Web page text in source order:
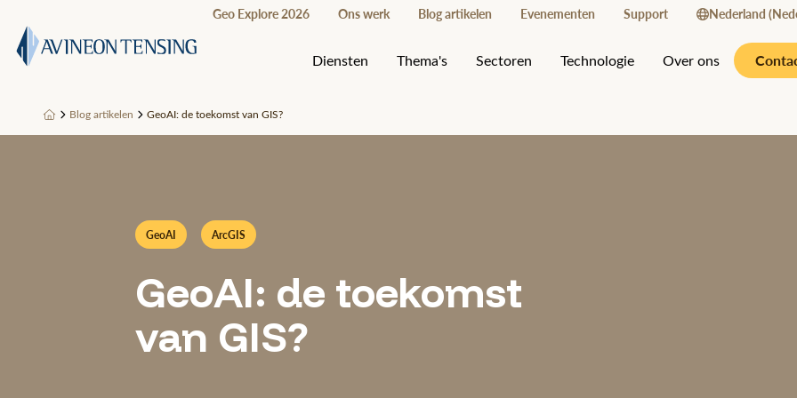
Geo Explore 2026 Ons werk Blog artikelen Evenementen Support Nederland
Diensten Thema's Sectoren Technologie Over ons
Blog artikelen GeoAI: de toekomst van GIS?
GeoAI ArcGIS
GeoAI: de toekomst
van GIS?